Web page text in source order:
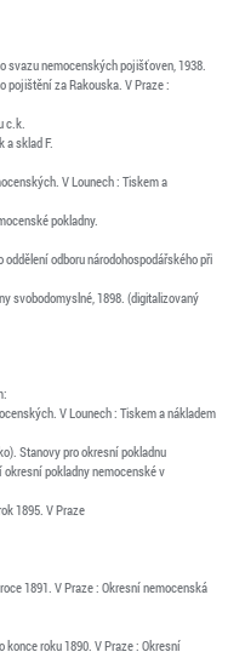
svazu nemocenských pojišťoven, 1938.
pojištění za Rakouska. V Praze :
c.k.
a sklad F.
V Lounech : Tiskem a
pokladny.
odboru národohospodářského při
svobodomyslné, 1898. (digitalizovaný
V Lounech : Tiskem a nákladem
Stanovy pro okresní pokladnu
pokladny nemocenské v
1895. V Praze
1891. V Praze : Okresní nemocenská
roku 1890. V Praze : Okresní